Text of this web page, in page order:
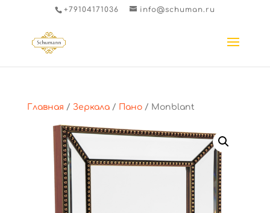
+79104171036 info@schuman.ru
Главная / Зеркала/ Пано/ Monblant